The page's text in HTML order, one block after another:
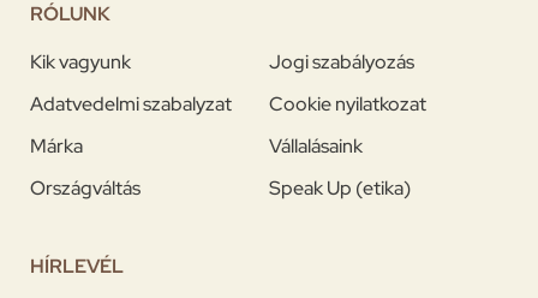
RÓLUNK
Kik vagyunk
Jogi szabályozás
Adatvedelmi szabalyzat
Cookie nyilatkozat
Márka
Vállalásaink
Országváltás
Speak Up (etika)
HÍRLEVÉL